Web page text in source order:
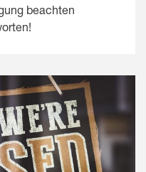
beachten